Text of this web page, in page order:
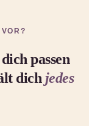
passen
dich jedes